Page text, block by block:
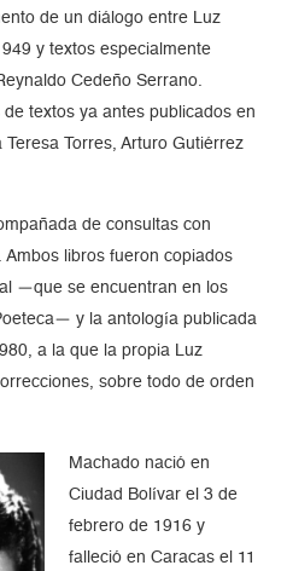
de un diálogo entre Luz
y textos especialmente
Cedeño Serrano.
de textos ya antes publicados en
Teresa Torres, Arturo Gutiérrez
de consultas con
libros fueron copiados
—que se encuentran en los
y la antología publicada
a la que la propia Luz
sobre todo de orden
Machado nació en
Ciudad Bolívar el 3 de
febrero de 1916 y
falleció en Caracas el 11